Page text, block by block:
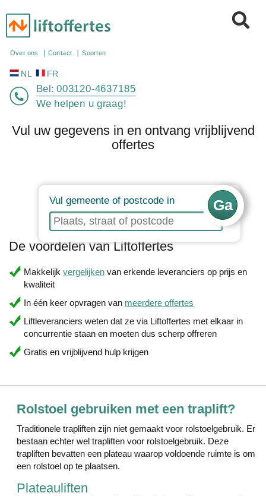
Over ons
NL FR
Bel: 003120-4637185
We helpen u graag!
Vul uw gegevens in en ontvang vrijblijvend
offertes
Vul gemeente of postcode in
De voordelen van Liftoffertes
Makkelijk vergelijken van erkende leveranciers op prijs en
kwaliteit
In één keer opvragen van meerdere offertes
Liftleveranciers weten dat ze via Liftoffertes met elkaar in
concurrentie staan en moeten dus scherp offreren
Gratis en vrijblijvend hulp krijgen
Rolstoel gebruiken met een traplift?
Traditionele trapliften zijn niet gemaakt voor rolstoelgebruik. Er
bestaan echter wel trapliften voor rolstoelgebruik. Deze
trapliften bevatten een plateau waarop voldoende ruimte is om
een rolstoel op te plaatsen.
Plateauliften